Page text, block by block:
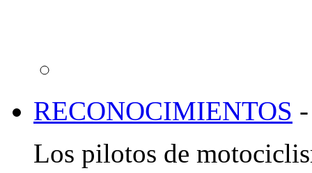
RECONOCIMIENTOS -
Los pilotos de